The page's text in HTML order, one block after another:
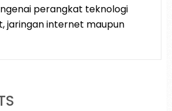
perangkat teknologi
jaringan internet maupun